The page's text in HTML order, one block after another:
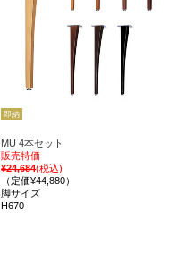
即納
MU 4本セット
販売特価
¥24,684(税込)
（定価¥44,880）
脚サイズ
H670